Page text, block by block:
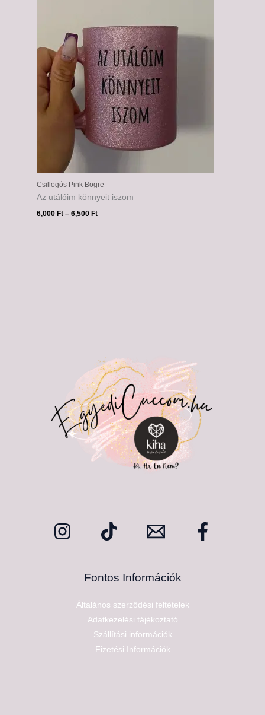
Csillogós Pink Bögre
Az utálóim könnyeit iszom
6,000 Ft – 6,500 Ft
Fontos Információk
Általános szerződési feltételek
Adatkezelési tájékoztató
Szállítási információk
Fizetési Információk